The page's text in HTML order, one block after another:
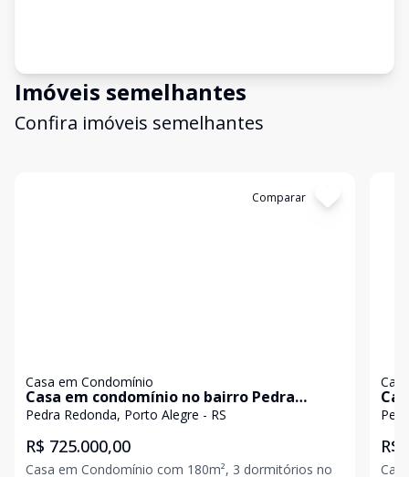
Imóveis semelhantes
Confira imóveis semelhantes
Comparar
Casa em Condomínio
Casa em condomínio no bairro Pedra
Redonda
Pedra Redonda, Porto Alegre - RS
R$ 725.000,00
Casa em Condomínio com 180m², 3 dormitórios no
R$